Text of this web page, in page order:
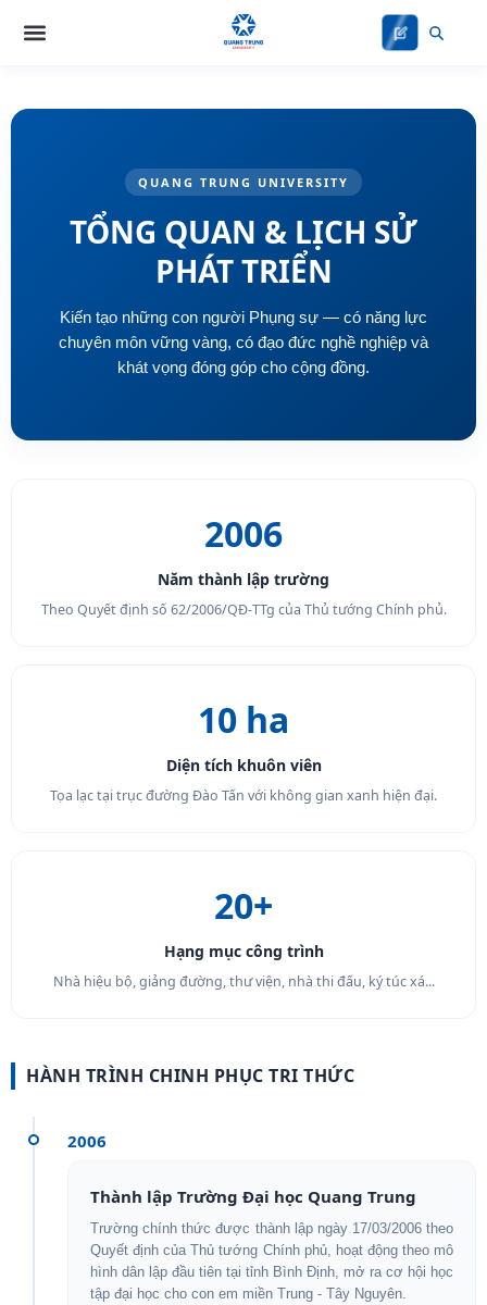
QUANG TRUNG UNIVERSITY
TỔNG QUAN & LỊCH SỬ
PHÁT TRIỂN
Kiến tạo những con người Phụng sự — có năng lực
chuyên môn vững vàng, có đạo đức nghề nghiệp và
khát vọng đóng góp cho cộng đồng.
2006
Năm thành lập trường
Theo Quyết định số 62/2006/QĐ-TTg của Thủ tướng Chính phủ.
10 ha
Diện tích khuôn viên
Tọa lạc tại trục đường Đào Tấn với không gian xanh hiện đại.
20+
Hạng mục công trình
Nhà hiệu bộ, giảng đường, thư viện, nhà thi đấu, ký túc xá...
HÀNH TRÌNH CHINH PHỤC TRI THỨC
2006
Thành lập Trường Đại học Quang Trung
Trường chính thức được thành lập ngày 17/03/2006 theo
Quyết định của Thủ tướng Chính phủ, hoạt động theo mô
hình dân lập đầu tiên tại tỉnh Bình Định, mở ra cơ hội học
tập đại học cho con em miền Trung - Tây Nguyên.